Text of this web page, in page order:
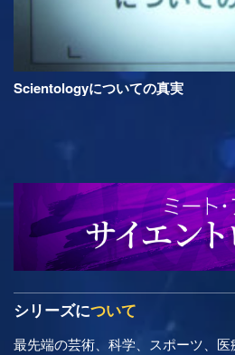
Scientologyについての真実
シリーズについて
最先端の芸術、科学、スポーツ、